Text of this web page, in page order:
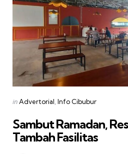
Categories
Posted
inAdvertorial Info Cibubur
Sambut Ramadan,
Tambah Fasilitas